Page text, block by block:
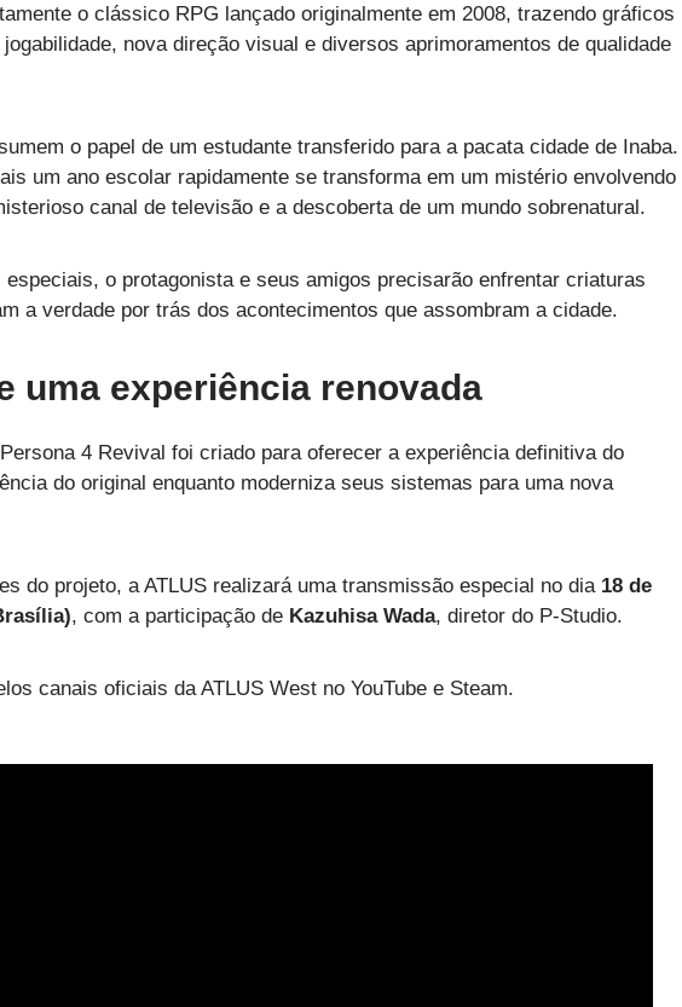
o clássico RPG lançado originalmente em 2008, trazendo gráficos
nova direção visual e diversos aprimoramentos de qualidade
o papel de um estudante transferido para a pacata cidade de Inaba.
um ano escolar rapidamente se transforma em um mistério envolvendo
canal de televisão e a descoberta de um mundo sobrenatural.
o protagonista e seus amigos precisarão enfrentar criaturas
a verdade por trás dos acontecimentos que assombram a cidade.
uma experiência renovada
4 Revival foi criado para oferecer a experiência definitiva do
do original enquanto moderniza seus sistemas para uma nova
do projeto, a ATLUS realizará uma transmissão especial no dia 18 de
, com a participação de Kazuhisa Wada, diretor do P-Studio.
canais oficiais da ATLUS West no YouTube e Steam.